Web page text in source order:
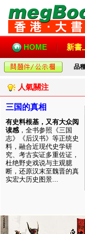
HOME 新書
品
人氣關注
三国的真相
有史料根基，又有大众阅
读感 ，全书参照《三国
志》《后汉书》等正统史
料，融合近现代史学研
究、考古实证多重佐证，
杜绝野史戏说与主观臆
断，还原汉末至魏晋的真
实宏大历史图景...